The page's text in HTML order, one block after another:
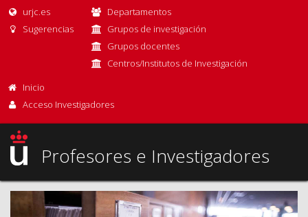
urjc.es
Sugerencias
Departamentos
Grupos de investigación
Grupos docentes
Centros/Institutos de Investigación
Inicio
Acceso Investigadores
Profesores e Investigadores